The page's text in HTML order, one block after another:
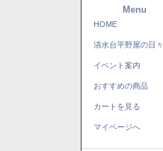
Menu
HOME
清水台平野屋の日々
イベント案内
おすすめの商品
カートを見る
マイページへ